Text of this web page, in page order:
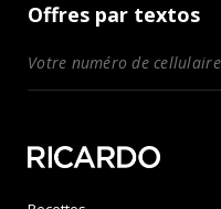
Offres par textos